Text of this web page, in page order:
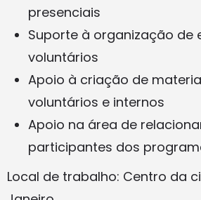
presenciais
Suporte à organização de
voluntários
Apoio à criação de
voluntários e internos
Apoio na área de
participantes dos
Local de trabalho: Centro da